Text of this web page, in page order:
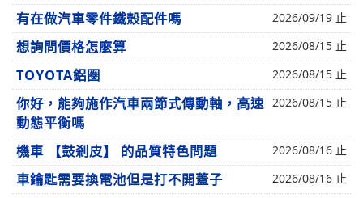
有在做汽車零件鐵殼配件嗎 2026/09/19 止
想詢問價格怎麼算 2026/08/15 止
TOYOTA鋁圈 2026/08/15 止
你好，能夠施作汽車兩節式傳動軸，高速
動態平衡嗎
2026/08/15 止
機車 【鼓剎皮】 的品質特色問題 2026/08/16 止
車鑰匙需要換電池但是打不開蓋子 2026/08/16 止